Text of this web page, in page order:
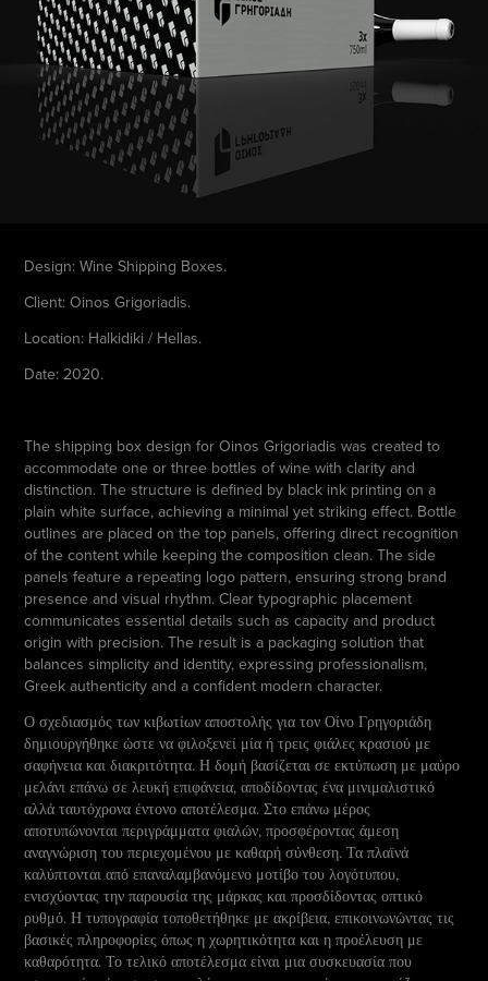
Design: Wine Shipping Boxes.
Client: Oinos Grigoriadis.
Location: Halkidiki / Hellas.
Date: 2020.
The shipping box design for Oinos Grigoriadis was created to
accommodate one or three bottles of wine with clarity and
distinction. The structure is defined by black ink printing on a
plain white surface, achieving a minimal yet striking effect. Bottle
outlines are placed on the top panels, offering direct recognition
of the content while keeping the composition clean. The side
panels feature a repeating logo pattern, ensuring strong brand
presence and visual rhythm. Clear typographic placement
communicates essential details such as capacity and product
origin with precision. The result is a packaging solution that
balances simplicity and identity, expressing professionalism,
Greek authenticity and a confident modern character.
Ο σχεδιασμός των κιβωτίων αποστολής για τον Οίνο Γρηγοριάδη
δημιουργήθηκε ώστε να φιλοξενεί μία ή τρεις φιάλες κρασιού με
σαφήνεια και διακριτότητα. Η δομή βασίζεται σε εκτύπωση με μαύρο
μελάνι επάνω σε λευκή επιφάνεια, αποδίδοντας ένα μινιμαλιστικό
αλλά ταυτόχρονα έντονο αποτέλεσμα. Στο επάνω μέρος
αποτυπώνονται περιγράμματα φιαλών, προσφέροντας άμεση
αναγνώριση του περιεχομένου με καθαρή σύνθεση. Τα πλαϊνά
καλύπτονται από επαναλαμβανόμενο μοτίβο του λογότυπου,
ενισχύοντας την παρουσία της μάρκας και προσδίδοντας οπτικό
ρυθμό. Η τυπογραφία τοποθετήθηκε με ακρίβεια, επικοινωνώντας τις
βασικές πληροφορίες όπως η χωρητικότητα και η προέλευση με
καθαρότητα. Το τελικό αποτέλεσμα είναι μια συσκευασία που